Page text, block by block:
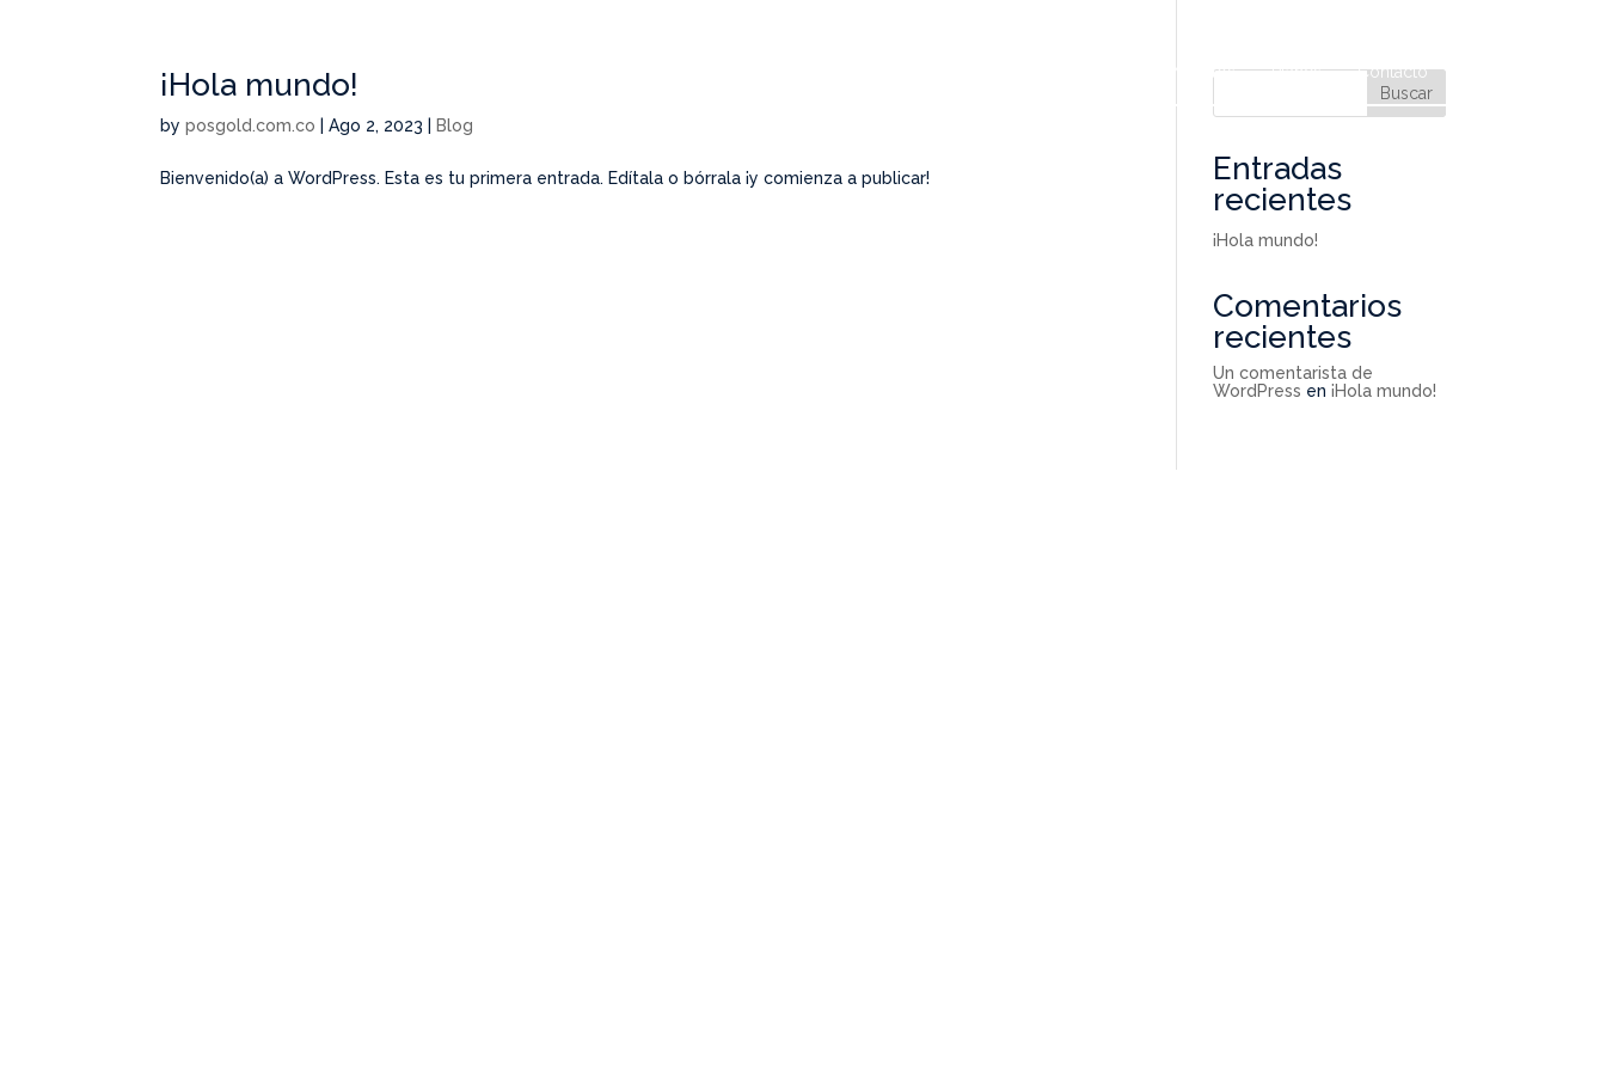
Módulos Planes Contacto
¡Hola mundo!
byposgold.com.co |Ago 2, 2023 Blog
Bienvenido(a) a WordPress. Esta es tu primera entrada. Edítala o bórrala ¡y comienza a publicar!
Buscar
Entradas
recientes
¡Hola mundo!
Comentarios
recientes
Un comentarista de
WordPress en¡Hola mundo!